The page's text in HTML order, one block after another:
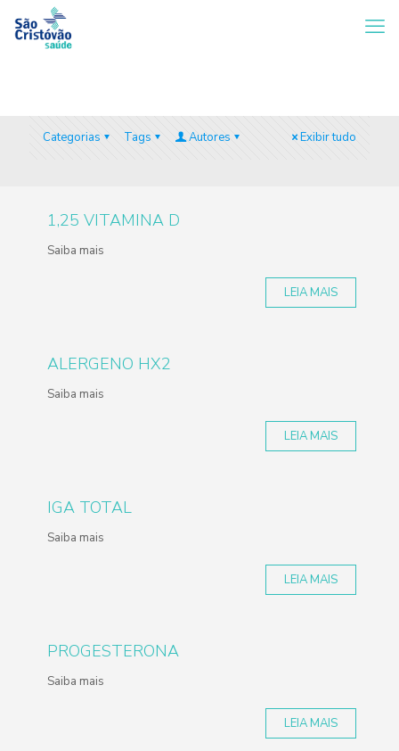
Categorias Tags Autores Exibir tudo
1,25 VITAMINA D
Saiba mais
LEIA MAIS
ALERGENO HX2
Saiba mais
LEIA MAIS
IGA TOTAL
Saiba mais
LEIA MAIS
PROGESTERONA
Saiba mais
LEIA MAIS